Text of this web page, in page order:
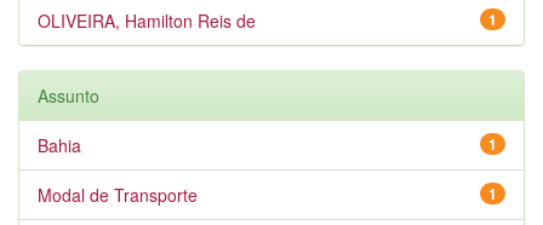
1
OLIVEIRA, Hamilton Reis de
Assunto
1
Bahia
1
Modal de Transporte